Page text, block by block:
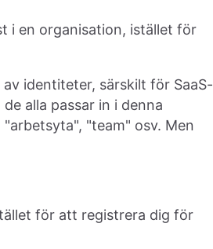
i en organisation, istället för
identiteter, särskilt för SaaS-
alla passar in i denna
"team" osv. Men
för att registrera dig för